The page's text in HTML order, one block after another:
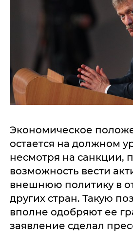
Экономическое
остается на должном
несмотря на санкции,
возможность вести
внешнюю политику в
других стран. Такую
вполне одобряют ее
заявление сделал